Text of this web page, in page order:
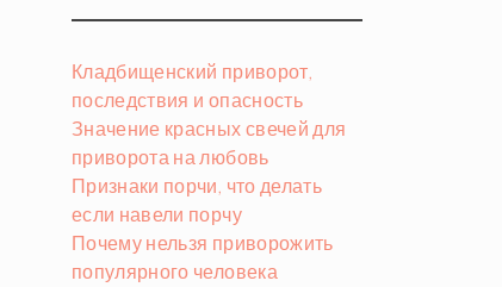
Кладбищенский приворот,
последствия и опасность
Значение красных свечей для
приворота на любовь
Признаки порчи, что делать
если навели порчу
Почему нельзя приворожить
популярного человека